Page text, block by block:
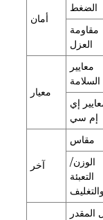
أمان
الضغط
مقاومة
العزل
معيار
معايير
السلامة
إي
إم سي
آخر
مقاس
الوزن/
التعبئة
والتغليف
والحمل المقدر